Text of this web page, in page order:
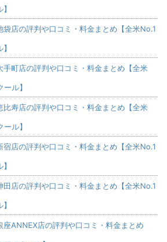
袋店の評判や口コミ・料金まとめ【全米No.1
手町店の評判や口コミ・料金まとめ【全米
ル】
比寿店の評判や口コミ・料金まとめ【全米
ル】
宿店の評判や口コミ・料金まとめ【全米No.1
田店の評判や口コミ・料金まとめ【全米No.1
座ANNEX店の評判や口コミ・料金まとめ